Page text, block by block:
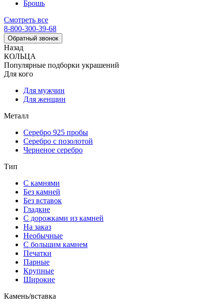
Брошь
Смотреть все
8-800-300-39-68
Обратный звонок
Назад
КОЛЬЦА
Популярные подборки украшений
Для кого
Для мужчин
Для женщин
Металл
Серебро 925 пробы
Серебро с позолотой
Черненое серебро
Тип
С камнями
Без камней
Без вставок
Гладкие
С дорожками из камней
На заказ
Необычные
С большим камнем
Печатки
Парные
Крупные
Широкие
Камень/вставка